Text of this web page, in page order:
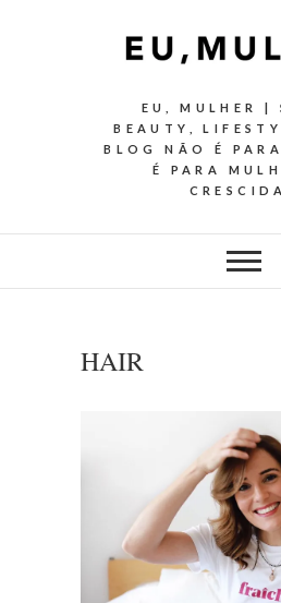
EU, MULHER |
BEAUTY,
BLOG NÃO É
É PARA
HAIR